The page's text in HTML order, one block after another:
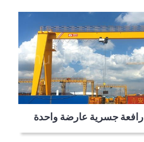
رافعة جسرية عارضة واحدة